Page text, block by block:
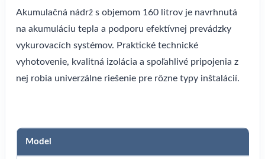
Akumulačná nádrž s objemom 160 litrov je navrhnutá
na akumuláciu tepla a podporu efektívnej prevádzky
vykurovacích systémov. Praktické technické
vyhotovenie, kvalitná izolácia a spoľahlivé pripojenia z
nej robia univerzálne riešenie pre rôzne typy inštalácií.
Model